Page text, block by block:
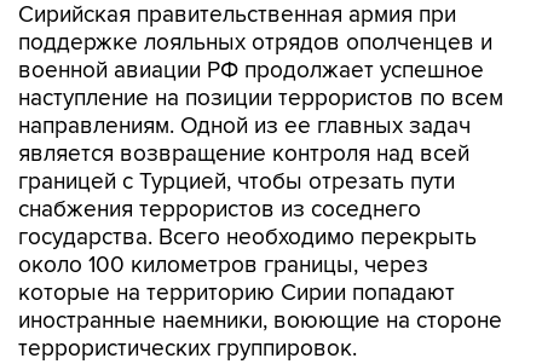
Сирийская правительственная армия при
поддержке лояльных отрядов ополченцев и
военной авиации РФ продолжает успешное
наступление на позиции террористов по всем
направлениям. Одной из ее главных задач
является возвращение контроля над всей
границей с Турцией, чтобы отрезать пути
снабжения террористов из соседнего
государства. Всего необходимо перекрыть
около 100 километров границы, через
которые на территорию Сирии попадают
иностранные наемники, воюющие на стороне
террористических группировок.